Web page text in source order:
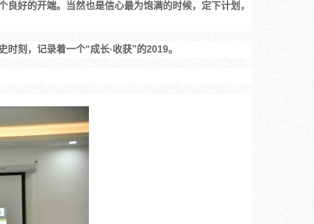
好的开端。当然也是信心最为饱满的时候，定下计划，
刻，记录着一个“成长·收获”的2019。